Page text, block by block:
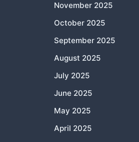
November 2025
October 2025
September 2025
August 2025
July 2025
June 2025
May 2025
April 2025